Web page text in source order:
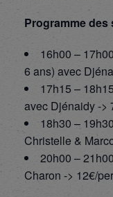
Programme des
16h00 –
6 ans) avec
17h15 –
avec Djénaidy ->
18h30 –
Christelle &
20h00 –
Charon -> 12€/